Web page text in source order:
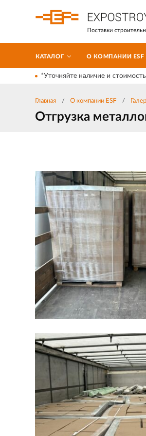
Поставки
КАТАЛОГ О КОМПАНИИ ESF
*Уточняйте наличие и
Главная О компании ESF
Отгрузка